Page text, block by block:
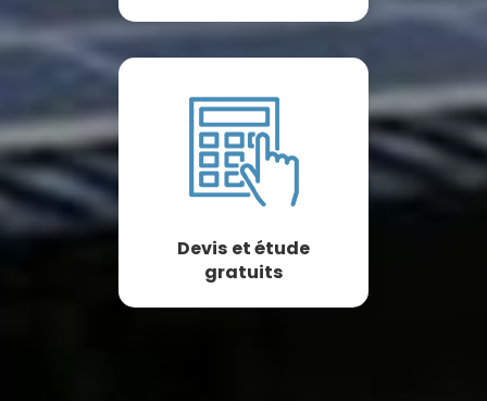
Devis et étude
gratuits